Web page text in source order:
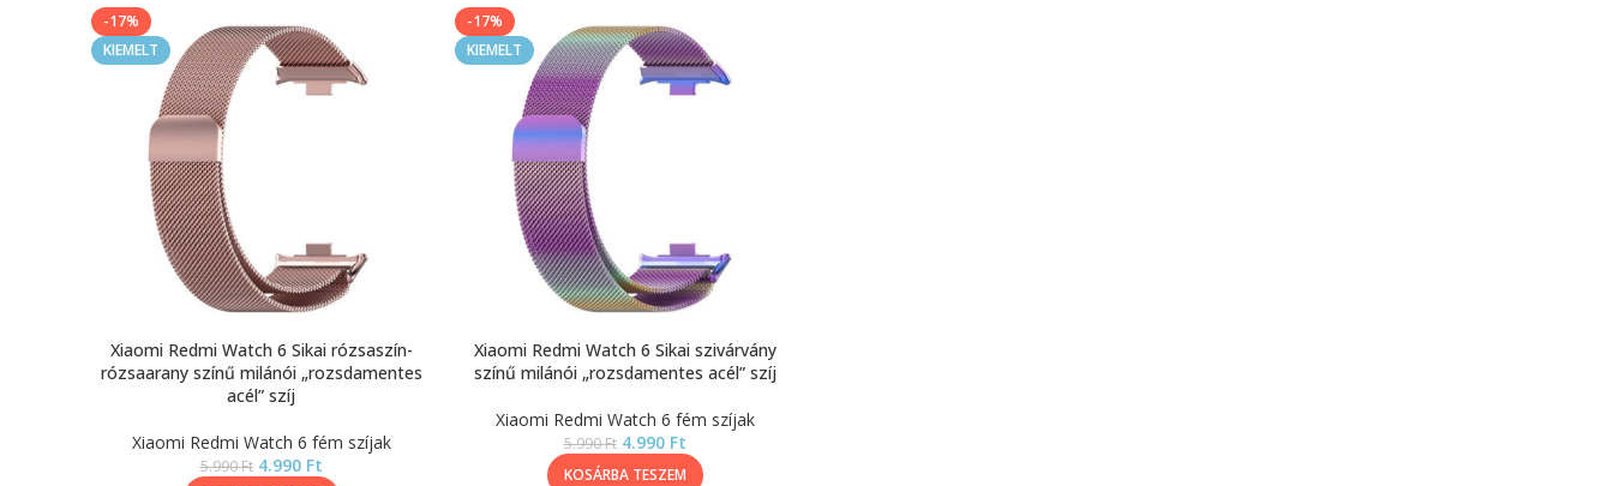
-17%
KIEMELT
Xiaomi Redmi Watch 6 Sikai rózsaszín-
rózsaarany színű milánói „rozsdamentes
acél” szíj
Xiaomi Redmi Watch 6 fém szíjak
5.990Ft 4.990 Ft
-17%
KIEMELT
Xiaomi Redmi Watch 6 Sikai szivárvány
színű milánói „rozsdamentes acél” szíj
Xiaomi Redmi Watch 6 fém szíjak
5.990Ft 4.990 Ft
KOSÁRBA TESZEM